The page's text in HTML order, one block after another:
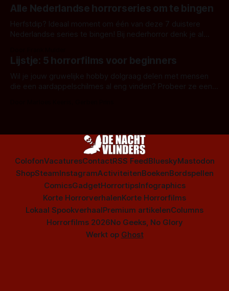
Alle Nederlandse horrorseries om te bingen
Herfstdip? Ideaal moment om één van deze 7 duistere
Nederlandse series te bingen! Bij nederhorror denk je al
Amsterdamned of The Johnsons. Maar Nederlandse horror
is niet beperkt tot films. Hier een aantal Nederlandse tv-
series uit het duistere of horrorgenre. Als
Lijstje: 5 horrorfilms voor beginners
Wil je jouw gruwelijke hobby dolgraag delen met mensen
die een aardappelschilmes al eng vinden? Probeer ze eens
ColofonVacaturesContactRSS FeedBlueskyMastodon
ShopSteamInstagramActiviteitenBoekenBordspellen
ComicsGadgetHorrortipsInfographics
Korte HorrorverhalenKorte Horrorfilms
Lokaal SpookverhaalPremium artikelenColumns
Horrorfilms 2026No Geeks, No Glory
Werkt op Ghost